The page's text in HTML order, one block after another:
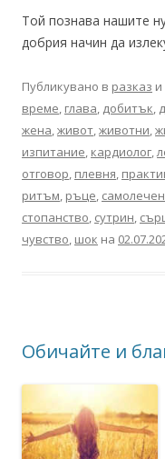
Той познава нашите
добрия начин да
Публикувано в разказ
време, глава, добитък,
жена,живот,животни,
изпитание, кардиолог,
отговор, плевня,
ритъм, ръце,
стопанство, сутрин,
чувство, шок на
Обичайте и